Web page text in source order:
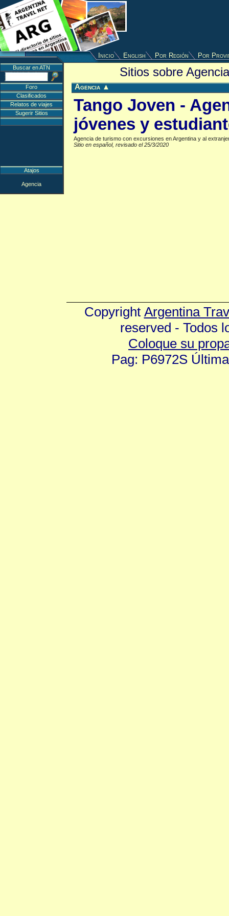
Inicio English Por Región Por
Sitios sobre
Agencia ▲
Tango Joven -
jóvenes y
Agencia de turismo con excursiones en Argentina y al
Sitio en español, revisado el 25/3/2020
Buscar en ATN
Foro
Clasificados
Relatos de viajes
Sugerir Sitios
Atajos
Agencia
Copyright Argentina
reserved - Todos
Coloque su
Pag: P6972S